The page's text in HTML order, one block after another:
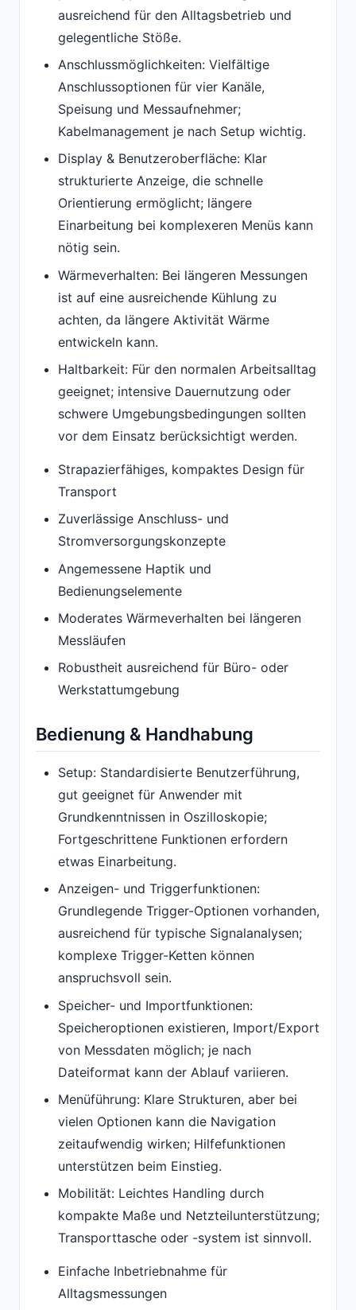
ausreichend für den Alltagsbetrieb und
gelegentliche Stöße.
Anschlussmöglichkeiten: Vielfältige
Anschlussoptionen für vier Kanäle,
Speisung und Messaufnehmer;
Kabelmanagement je nach Setup wichtig.
Display & Benutzeroberfläche: Klar
strukturierte Anzeige, die schnelle
Orientierung ermöglicht; längere
Einarbeitung bei komplexeren Menüs kann
nötig sein.
Wärmeverhalten: Bei längeren Messungen
ist auf eine ausreichende Kühlung zu
achten, da längere Aktivität Wärme
entwickeln kann.
Haltbarkeit: Für den normalen Arbeitsalltag
geeignet; intensive Dauernutzung oder
schwere Umgebungsbedingungen sollten
vor dem Einsatz berücksichtigt werden.
Strapazierfähiges, kompaktes Design für
Transport
Zuverlässige Anschluss- und
Stromversorgungskonzepte
Angemessene Haptik und
Bedienungselemente
Moderates Wärmeverhalten bei längeren
Messläufen
Robustheit ausreichend für Büro- oder
Werkstattumgebung
Bedienung & Handhabung
Setup: Standardisierte Benutzerführung,
gut geeignet für Anwender mit
Grundkenntnissen in Oszilloskopie;
Fortgeschrittene Funktionen erfordern
etwas Einarbeitung.
Anzeigen- und Triggerfunktionen:
Grundlegende Trigger-Optionen vorhanden,
ausreichend für typische Signalanalysen;
komplexe Trigger-Ketten können
anspruchsvoll sein.
Speicher- und Importfunktionen:
Speicheroptionen existieren, Import/Export
von Messdaten möglich; je nach
Dateiformat kann der Ablauf variieren.
Menüführung: Klare Strukturen, aber bei
vielen Optionen kann die Navigation
zeitaufwendig wirken; Hilfefunktionen
unterstützen beim Einstieg.
Mobilität: Leichtes Handling durch
kompakte Maße und Netzteilunterstützung;
Transporttasche oder -system ist sinnvoll.
Einfache Inbetriebnahme für
Alltagsmessungen